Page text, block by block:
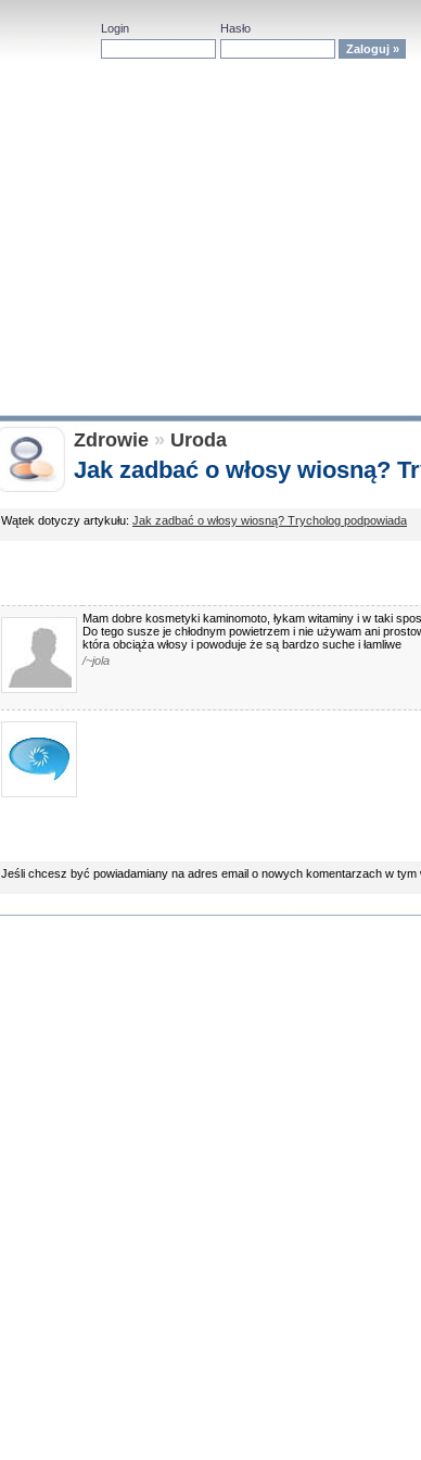
Hasło
Login
Zdrowie » Uroda
Jak zadbać o włosy wiosną?
Wątek dotyczy artykułu: Jak zadbać o włosy wiosną? Trycholog podpowiada
Mam dobre kosmetyki kaminomoto, łykam witaminy i w taki
Do tego susze je chłodnym powietrzem i nie używam ani
która obciąża włosy i powoduje że są bardzo suche i łamliwe
/~jola
Jeśli chcesz być powiadamiany na adres email o nowych komentarzach w tym